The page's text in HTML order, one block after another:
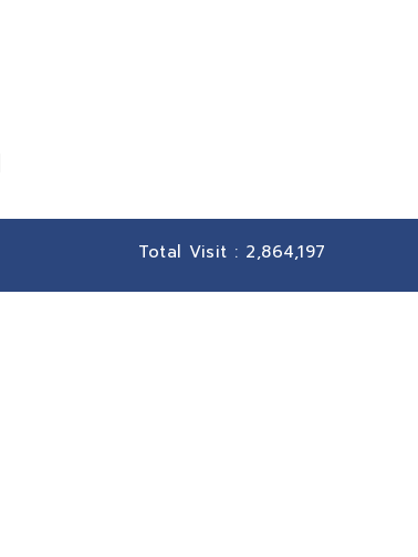
Total Visit : 2,864,197